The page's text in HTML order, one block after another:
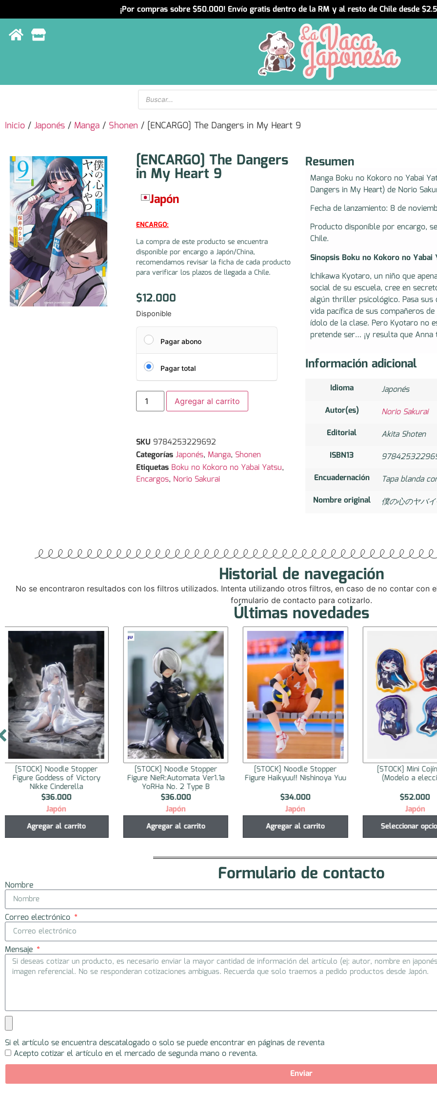
¡Por compras sobre $50.000! Envío gratis dentro de la RM y al resto de Chile desde
Inicio / Japonés / Manga / Shonen / [ENCARGO] The Dangers in My Heart 9
[ENCARGO] The Dangers
in My Heart 9
Japón
ENCARGO:
La compra de este producto se encuentra
disponible por encargo a Japón/China,
recomendamos revisar la ficha de cada producto
para verificar los plazos de llegada a Chile.
$12.000
Disponible
Pagar abono
Pagar total
Agregar al carrito
SKU 9784253229692
Categorías Japonés, Manga, Shonen
Etiquetas Boku no Kokoro no Yabai Yatsu,
Encargos, Norio Sakurai
Resumen
Manga Boku no Kokoro no Yabai
Dangers in My Heart) de Norio
Fecha de lanzamiento: 8 de
Producto disponible por encargo,
Chile.
Sinopsis Boku no Kokoro no Yabai
Ichikawa Kyotaro, un niño que
social de su escuela, cree en
algún thriller psicológico. Pasa
vida pacífica de sus compañeros
ídolo de la clase. Pero Kyotaro no
pretende ser… ¡y resulta que Anna
Información adicional
Idioma
Japonés
Autor(es)
Norio Sakurai
Editorial
Akita Shoten
ISBN13
Encuadernación
Tapa blanda
Nombre original
僕の心のヤバ
Historial de navegación
No se encontraron resultados con los filtros utilizados. Intenta utilizando otros filtros, en caso de no contar con
formulario de contacto para cotizarlo.
Últimas novedades
[STOCK] Noodle Stopper
Figure NieR:Automata Ver1.1a
YoRHa No. 2 Type B
$36.000
Japón
Agregar al carrito
[STOCK] Noodle Stopper
Figure Haikyuu!! Nishinoya Yuu
$34.000
Japón
Agregar al carrito
[STOCK] Mini Cojín Ado
(Modelo a elección)
$52.000
Japón
Seleccionar opciones
[STOCK] Noodle
Figure Toradora!
$34.000
Japón
Agregar al
Formulario de contacto
Nombre
Correo electrónico
Mensaje
Si el artículo se encuentra descatalogado o solo se puede encontrar en páginas de reventa
Acepto cotizar el artículo en el mercado de segunda mano o reventa.
Enviar